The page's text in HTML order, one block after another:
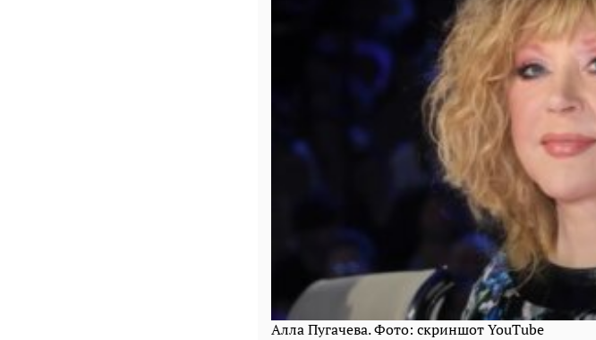
Алла Пугачева. Фото: скриншот YouTube